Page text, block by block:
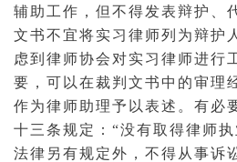
辅助工作，但不得发表辩护 、
文书不宜将实习律师列为辩护
虑到律师协会 对实习律师进行
要，可以在裁判文书中的审理
作为律师助理予以表述。有必
十三条规定：“没有取得律师
法律另有规定外，不得从事诉